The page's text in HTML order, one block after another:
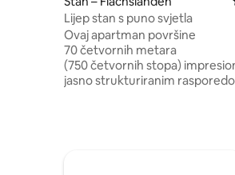
Lijep stan s puno svjetla
Ovaj apartman površine
70 četvornih metara
(750 četvornih stopa)
jasno strukturiranim
od kuhinje, blagovaonice i